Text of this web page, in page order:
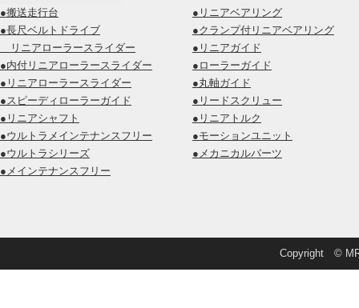
●搬送走行台
●長尺ベルトドライブ
リニアローラースライダー
●内付リニアローラースライダー
●リニアローラースライダー
●スピーディローラーガイド
●リニアシャフト
●ウルトラメインテナンスフリー
●ウルトラシリーズ
●メインテナンスフリー
●リニアベアリング
●クランプ付リニアベアリング
●リニアガイド
●ローラーガイド
●丸軸ガイド
●リードスクリュー
●リニアトルク
●モーションユニット
●メカニカルパーツ
Copyright ©